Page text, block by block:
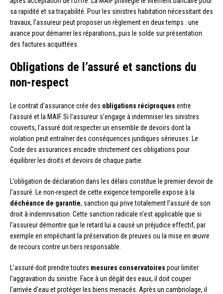
sa rapidité et sa traçabilité. Pour les sinistres habitation nécessitant des
travaux, l’assureur peut proposer un règlement en deux temps : une
avance pour démarrer les réparations, puis le solde sur présentation
des factures acquittées.
Obligations de l’assuré et sanctions du
non-respect
Le contrat d’assurance crée des obligations réciproques entre
l’assuré et la MAIF. Si l’assureur s’engage à indemniser les sinistres
couverts, l’assuré doit respecter un ensemble de devoirs dont la
violation peut entraîner des conséquences juridiques sérieuses. Le
Code des assurances encadre strictement ces obligations pour
équilibrer les droits et devoirs de chaque partie.
L’obligation de déclaration dans les délais constitue le premier devoir de
l’assuré. Le non-respect de cette exigence temporelle expose à la
déchéance de garantie, sanction qui prive totalement l’assuré de son
droit à indemnisation. Cette sanction radicale n’est applicable que si
l’assureur démontre que le retard lui a causé un préjudice effectif, par
exemple en empêchant la préservation de preuves ou la mise en œuvre
de recours contre un tiers responsable.
L’assuré doit prendre toutes mesures conservatoires pour limiter
l’aggravation du sinistre. Face à un dégât des eaux, il doit couper
l’arrivée d’eau et protéger les biens menacés. Après un cambriolage, il